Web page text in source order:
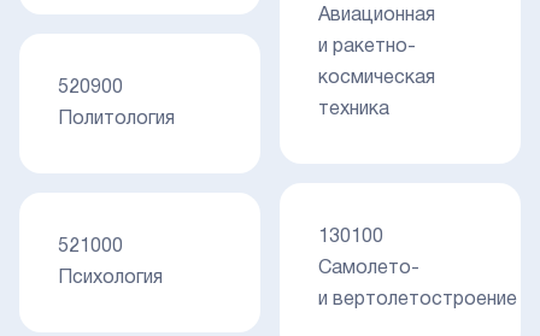
520900
Политология
521000
Психология
Авиационная
и ракетно-
космическая
техника
130100
Самолето-
и вертолетостроение